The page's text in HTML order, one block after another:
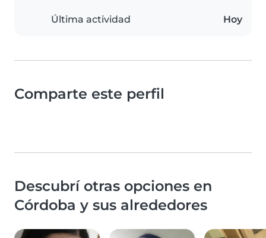
Última actividad Hoy
Comparte este perfil
Descubrí otras opciones en
Córdoba y sus alrededores